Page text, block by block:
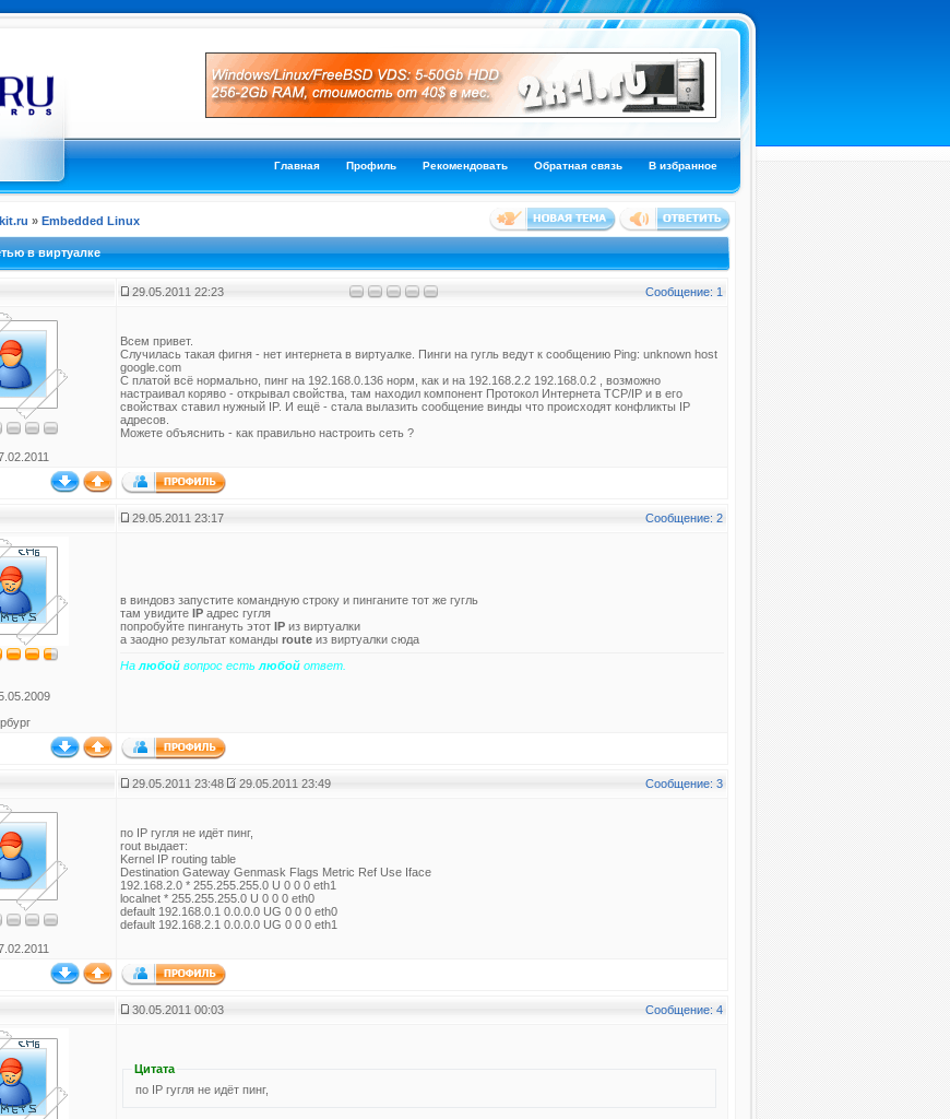
Главная Профиль Рекомендовать Обратная связь В избранное
» Embedded Linux
в виртуалке
29.05.2011 22:23 Сообщение: 1
Всем привет.
Случилась такая фигня - нет интернета в виртуалке. Пинги на гугль ведут к сообщению Ping: unknown host
google.com
C платой всё нормально, пинг на 192.168.0.136 норм, как и на 192.168.2.2 192.168.0.2 , возможно
настраивал коряво - открывал свойства, там находил компонент Протокол Интернета TCP/IP и в его
свойствах ставил нужный IP. И ещё - стала вылазить сообщение винды что происходят конфликты IP
адресов.
Можете объяснить - как правильно настроить сеть ?
29.05.2011 23:17 Сообщение: 2
в виндовз запустите командную строку и пинганите тот же гугль
там увидите IP адрес гугля
попробуйте пингануть этот IP из виртуалки
а заодно результат команды route из виртуалки сюда
На любой вопрос есть любой ответ.
29.05.2011 23:48 29.05.2011 23:49 Сообщение: 3
по IP гугля не идёт пинг,
rout выдает:
Kernel IP routing table
Destination Gateway Genmask Flags Metric Ref Use Iface
192.168.2.0 * 255.255.255.0 U 0 0 0 eth1
localnet * 255.255.255.0 U 0 0 0 eth0
default 192.168.0.1 0.0.0.0 UG 0 0 0 eth0
default 192.168.2.1 0.0.0.0 UG 0 0 0 eth1
30.05.2011 00:03 Сообщение: 4
Цитата
по IP гугля не идёт пинг,